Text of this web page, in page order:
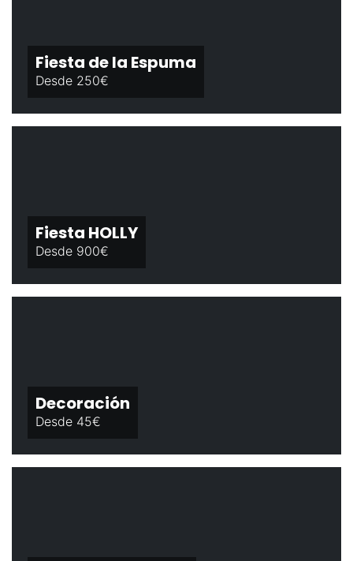
Fiesta de la Espuma
Desde 250€
Fiesta HOLLY
Desde 900€
Decoración
Desde 45€